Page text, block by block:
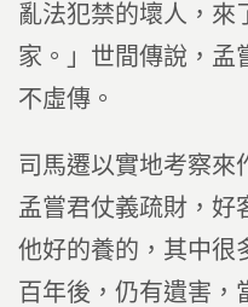
亂法犯禁的壞人，來
家。」世間傳說，孟
不虛傳。
司馬遷以實地考察來
孟嘗君仗義疏財，好
他好的養的，其中很
百年後，仍有遺害，